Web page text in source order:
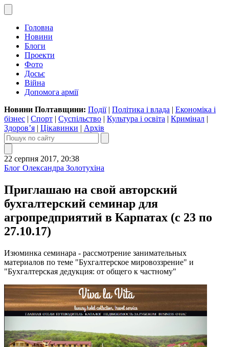
Головна
Новини
Блоги
Проекти
Фото
Досьє
Війна
Допомога армії
Новини Полтавщини: Події| Політика і влада | Економіка і
бізнес | Спорт | Суспільство | Культура і освіта | Кримінал |
Здоров’я | Цікавинки | Архів
22 серпня 2017, 20:38
Блог Олександра Золотухіна
Приглашаю на свой авторский
бухгалтерский семинар для
агропредприятий в Карпатах (с 23 по
27.10.17)
Изюминка семинара - рассмотрение занимательных
материалов по теме "Бухгалтерское мировоззрение" и
"Бухгалтерская дедукция: от общего к частному"